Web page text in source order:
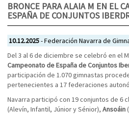
BRONCE PARA ALAIA M EN EL
ESPAÑA DE CONJUNTOS
10.12.2025- Federación Navarra de
Del 3 al 6 de diciembre se celebró en el
Campeonato de España de Conjuntos
participación de 1.070 gimnastas
pertenecientes a 17 federaciones
Navarra participó con 19 conjuntos de 6
(Alevín, Infantil, Júnior y Sénior), Ansoáin